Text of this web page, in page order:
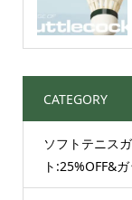
CATEGORY
ソフトテニス
ト:25%OFF&